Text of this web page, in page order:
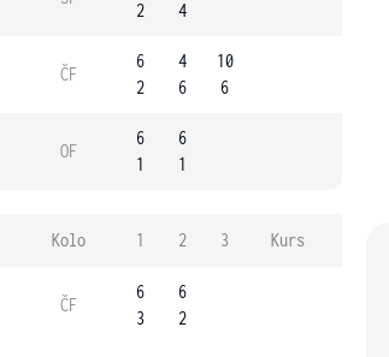
2
4
ČF
6
2
4
6
10
6
OF
6
1
6
1
Kolo 1 2 3 Kurs
ČF
6
3
6
2